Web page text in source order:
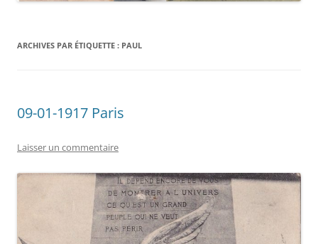
ARCHIVES PAR ÉTIQUETTE : PAUL
09-01-1917 Paris
Laisser un commentaire